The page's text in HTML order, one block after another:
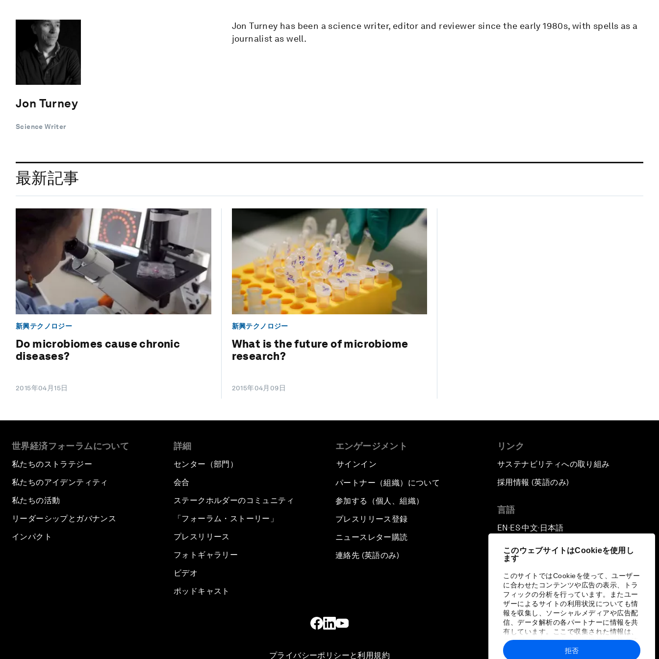
このウェブサイトはCookieを使用し
ます
このサイトではCookieを使って、ユーザー
に合わせたコンテンツや広告の表示、トラ
フィックの分析を行っています。またユー
ザーによるサイトの利用状況についても情
報を収集し、ソーシャルメディアや広告配
信、データ解析の各パートナーに情報を共
有しています。ここで収集された情報は、
ユーザーが各パートナーに提供した他の情
報や各パートナーのサービスを使用した際
拒否
Jon Turney
Science Writer
Jon Turney has been a science writer, editor and reviewer since the early 1980s, with spells as a
journalist as well.
最新記事
新興テクノロジー
Do microbiomes cause chronic
diseases?
2015年04月15日
新興テクノロジー
What is the future of microbiome
research?
2015年04月09日
世界経済フォーラムについて
私たちのストラテジー
私たちのアイデンティティ
私たちの活動
リーダーシップとガバナンス
インパクト
詳細
センター（部門）
会合
ステークホルダーのコミュニティ
「フォーラム・ストーリー」
プレスリリース
フォトギャラリー
ビデオ
ポッドキャスト
エンゲージメント
サインイン
パートナー（組織）について
参加する（個人、組織）
プレスリリース登録
ニュースレター購読
連絡先 (英語のみ)
リンク
サステナビリティへの取り組み
採用情報 (英語のみ)
言語
EN ▪ ES▪中文▪ 日本語
プライバシーポリシーと利用規約